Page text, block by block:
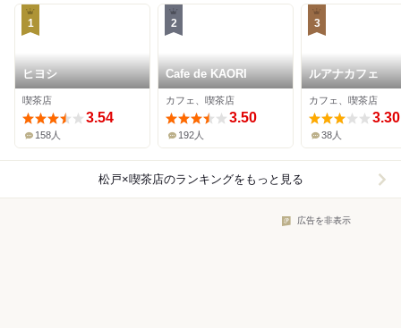
1
ヒヨシ
喫茶店
3.54
158人
2
Cafe de KAORI
カフェ、喫茶店
3.50
192人
3
ルアナカフェ
カフェ、喫茶店
3.30
38人
松戸×喫茶店のランキングをもっと見る
広告を非表示